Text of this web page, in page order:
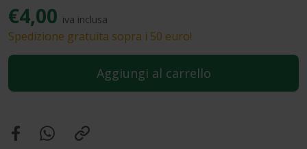
€4,00 iva inclusa
Spedizione gratuita sopra i 50 euro!
Aggiungi al carrello